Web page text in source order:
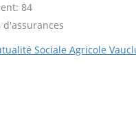
84
Sociale Agricole